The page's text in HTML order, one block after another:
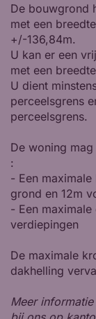
De bouwgrond
met een
+/-136,84m.
U kan er een
met een
U dient
perceelsgrens
perceelsgrens.
De woning
:
- Een
grond en 12m
- Een
verdiepingen
De maximale
dakhelling
Meer